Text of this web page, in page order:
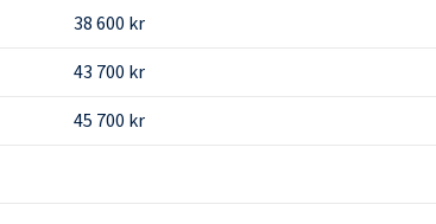
38 600 kr
43 700 kr
45 700 kr